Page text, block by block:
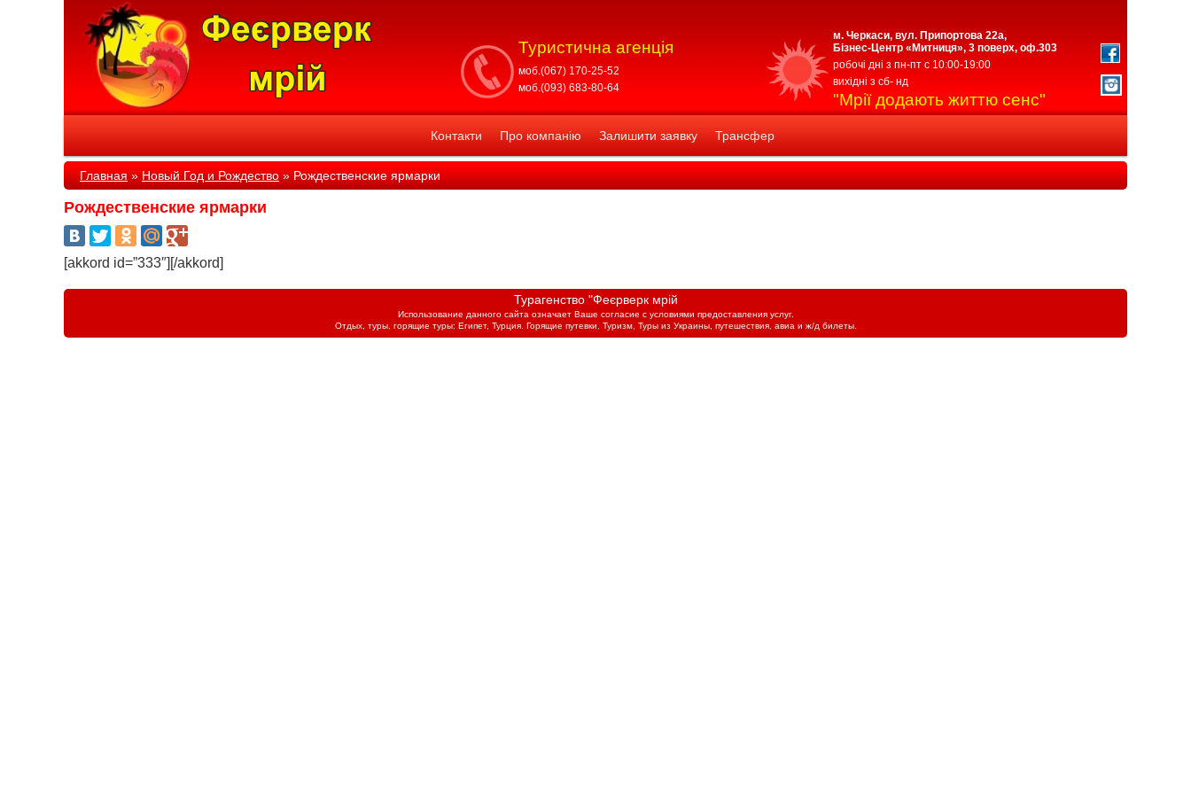
Туристична агенція
моб.(067) 170-25-52
моб.(093) 683-80-64
м. Черкаси, вул. Припортова 22а,
Бізнес-Центр «Митниця», 3 поверх, оф.303
робочі дні з пн-пт с 10:00-19:00
вихідні з сб- нд
"Мрії додають життю сенс"
Контакти Про компанію Залишити заявку Трансфер
Главная»Новый Год и Рождество»Рождественские ярмарки
Рождественские ярмарки
[akkord id=”333″][/akkord]
Турагенство "Феєрверк мрій
Использование данного сайта означает Ваше согласие с условиями предоставления услуг.
Отдых, туры, горящие туры: Египет, Турция. Горящие путевки, Туризм, Туры из Украины, путешествия, авиа и ж/д билеты.